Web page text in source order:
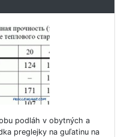
podláh v obytných a
preglejky na guľatinu na